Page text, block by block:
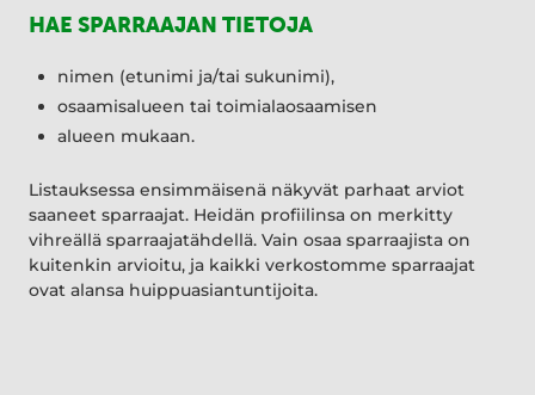
HAE SPARRAAJAN TIETOJA
nimen (etunimi ja/tai sukunimi),
osaamisalueen tai toimialaosaamisen
alueen mukaan.
Listauksessa ensimmäisenä näkyvät parhaat arviot
saaneet sparraajat. Heidän profiilinsa on merkitty
vihreällä sparraajatähdellä. Vain osaa sparraajista on
kuitenkin arvioitu, ja kaikki verkostomme sparraajat
ovat alansa huippuasiantuntijoita.